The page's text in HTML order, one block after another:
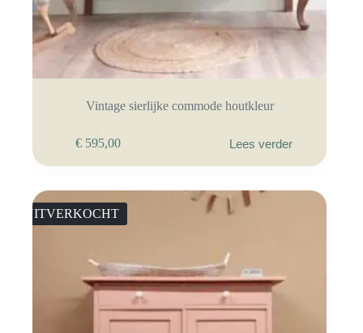
Vintage sierlijke commode houtkleur
€595,00 Lees verder
UITVERKOCHT